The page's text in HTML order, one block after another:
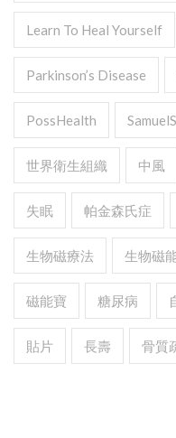
Learn To Heal Yourself
Parkinson’s Disease
PossHealth
世界衛生組織 中風
失眠 帕金森氏症
生物磁療法 生物磁
磁能寶 糖尿病
貼片 長壽 骨質